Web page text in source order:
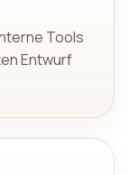
Tools
Entwurf